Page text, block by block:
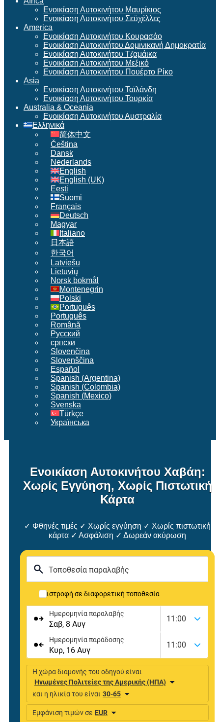
Ενοικίαση Αυτοκινήτου Μαυρίκιος
Ενοικίαση Αυτοκινήτου Σεϋχέλλες
America
Ενοικίαση Αυτοκινήτου Κουρασάο
Ενοικίαση Αυτοκινήτου Δομινικανή Δημοκρατία
Ενοικίαση Αυτοκινήτου Τζαμάικα
Ενοικίαση Αυτοκινήτου Μεξικό
Ενοικίαση Αυτοκινήτου Πουέρτο Ρίκο
Asia
Ενοικίαση Αυτοκινήτου Ταϊλάνδη
Ενοικίαση Αυτοκινήτου Τουρκία
Australia & Oceania
Ενοικίαση Αυτοκινήτου Αυστραλία
Ελληνικά
简体中文
Čeština
Dansk
Nederlands
English
English (UK)
Eesti
Suomi
Français
Deutsch
Magyar
Italiano
日本語
한국어
Latviešu
Lietuvių
Norsk bokmål
Montenegrin
Polski
Português
Português
Română
Русский
српски
Slovenčina
Slovenščina
Español
Spanish (Argentina)
Spanish (Colombia)
Spanish (Mexico)
Svenska
Türkçe
Українська
Ενοικίαση Αυτοκινήτου Χαβάη:
Χωρίς Εγγύηση, Χωρίς Πιστωτική
Κάρτα
✓ Φθηνές τιμές ✓ Χωρίς εγγύηση ✓ Χωρίς πιστωτική
κάρτα ✓ Ασφάλιση ✓ Δωρεάν ακύρωση